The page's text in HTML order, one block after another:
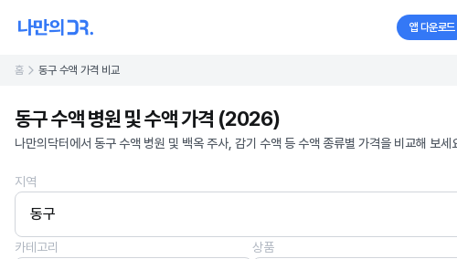
앱 다운로드
홈 동구 수액 가격 비교
동구 수액 병원 및 수액 가격 (2026)
나만의닥터에서 동구 수액 병원 및 백옥 주사, 감기 수액 등 수액 종류별 가격을 비교해 보세
지역
동구
카테고리 상품